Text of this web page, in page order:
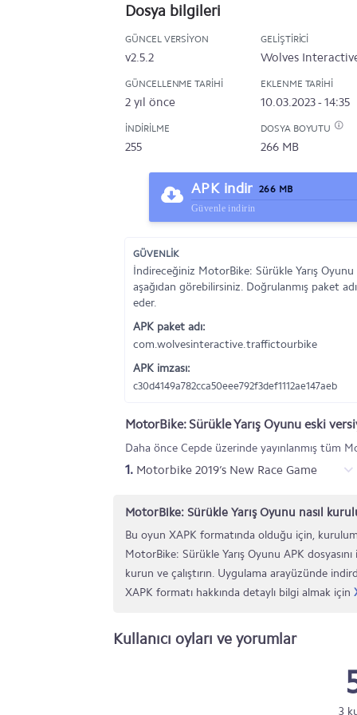
Dosya bilgileri
GÜNCEL VERSIYON
v2.5.2
GELIŞTIRICI
Wolves
GÜNCELLENME TARIHI
2 yıl önce
EKLENME TARIHI
10.03.2023 - 14:35
İNDIRILME
255
DOSYA BOYUTU
266 MB
APK indir 266 MB
Güvenle indirin
GÜVENLİK
İndireceğiniz MotorBike: Sürükle Yarış Oyunu
aşağıdan görebilirsiniz. Doğrulanmış paket
eder.
APK paket adı:
com.wolvesinteractive.traffictourbike
APK imzası:
c30d4149a782cca50eee792f3def1112ae147aeb
MotorBike: Sürükle Yarış Oyunu eski
Daha önce Cepde üzerinde yayınlanmış tüm
1. Motorbike 2019’s New Race Game
MotorBike: Sürükle Yarış Oyunu nasıl
Bu oyun XAPK formatında olduğu için,
MotorBike: Sürükle Yarış Oyunu APK
kurun ve çalıştırın. Uygulama arayüzünde
XAPK formatı hakkında detaylı bilgi almak için
Kullanıcı oyları ve yorumlar
3